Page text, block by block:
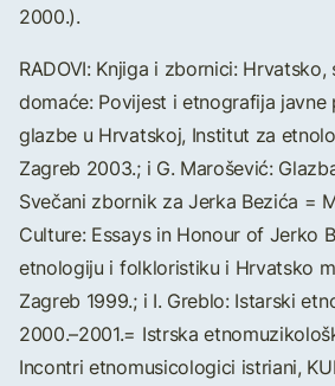
2000.).
RADOVI: Knjiga i zbornici:
domaće: Povijest i etnografija javne
glazbe u Hrvatskoj, Institut za
Zagreb 2003.; i G. Marošević:
Svečani zbornik za Jerka Bezića =
Culture: Essays in Honour of Jerko
etnologiju i folkloristiku i Hrvatsko
Zagreb 1999.; i I. Greblo: Istarski
2000.–2001.= Istrska
Incontri etnomusicologici istriani,